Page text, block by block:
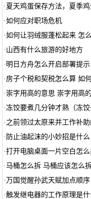
· 夏天鸡蛋保存方法，夏季
·如何应对职场危机
·如何让羽绒服蓬松起来 怎
· 山西有什么旅游的好地方
· 明日方舟怎么开启部署提
· 房子个税和契税怎么算 如
· 崇字用高的意思 崇字用高
· 冻饺要煮几分钟才熟（冻
· 之前领过太原来并工作补助
· 防止油起沫的小妙招是什
·打开电脑桌面一片空白怎么
·马桶怎么拆 马桶应该怎么
· 万国觉醒孙武天赋加点顺
·触发继电器的工作原理是什